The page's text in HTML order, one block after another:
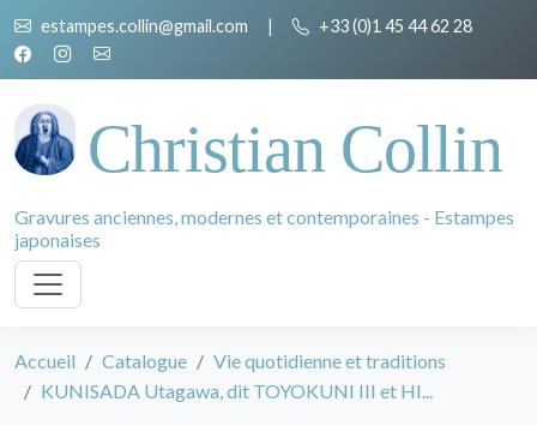
estampes.collin@gmail.com | +33 (0)1 45 44 62 28
Christian Collin
Gravures anciennes, modernes et contemporaines - Estampes
japonaises
Accueil Catalogue
Vie quotidienne et traditions
KUNISADA Utagawa, dit TOYOKUNI III et HI...